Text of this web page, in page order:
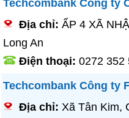
Techcombank Công ty
Địa chỉ:ẤP 4 XÃ
Long An
Điện thoại:0272 352
Techcombank Công ty
Địa chỉ:Xã Tân Kim,